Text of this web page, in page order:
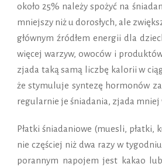
około 25% należy spożyć na
mniejszy niż u dorosłych, ale
głównym źródłem energii dla
więcej warzyw, owoców i
zjada taką samą liczbę kalorii w
że stymuluje syntezę hormonów
regularnie je śniadania, zjada mniej
Płatki śniadaniowe (muesli,
nie częściej niż dwa razy w
porannym napojem jest kakao